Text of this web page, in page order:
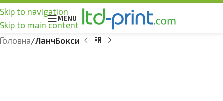
Skip to navigation
Skip to main content
MENU
Головна ЛанчБокси